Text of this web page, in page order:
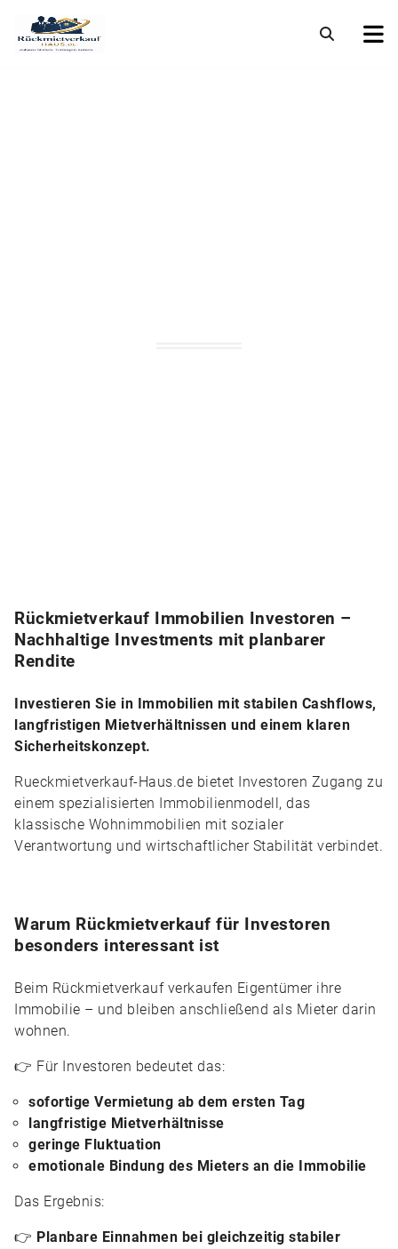
Rückmietverkauf Immobilien Investoren –
Nachhaltige Investments mit planbarer
Rendite
Investieren Sie in Immobilien mit stabilen Cashflows,
langfristigen Mietverhältnissen und einem klaren
Sicherheitskonzept.
Rueckmietverkauf-Haus.de bietet Investoren Zugang zu
einem spezialisierten Immobilienmodell, das
klassische Wohnimmobilien mit sozialer
Verantwortung und wirtschaftlicher Stabilität verbindet.
Warum Rückmietverkauf für Investoren
besonders interessant ist
Beim Rückmietverkauf verkaufen Eigentümer ihre
Immobilie – und bleiben anschließend als Mieter darin
wohnen.
👉 Für Investoren bedeutet das:
sofortige Vermietung ab dem ersten Tag
langfristige Mietverhältnisse
geringe Fluktuation
emotionale Bindung des Mieters an die Immobilie
Das Ergebnis:
👉 Planbare Einnahmen bei gleichzeitig stabiler